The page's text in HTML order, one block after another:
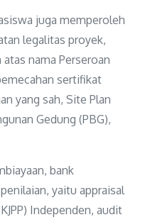
juga memperoleh
legalitas proyek,
nama Perseroan
sertifikat
yang sah, Site Plan
Gedung (PBG),
bank
yaitu appraisal
Independen, audit